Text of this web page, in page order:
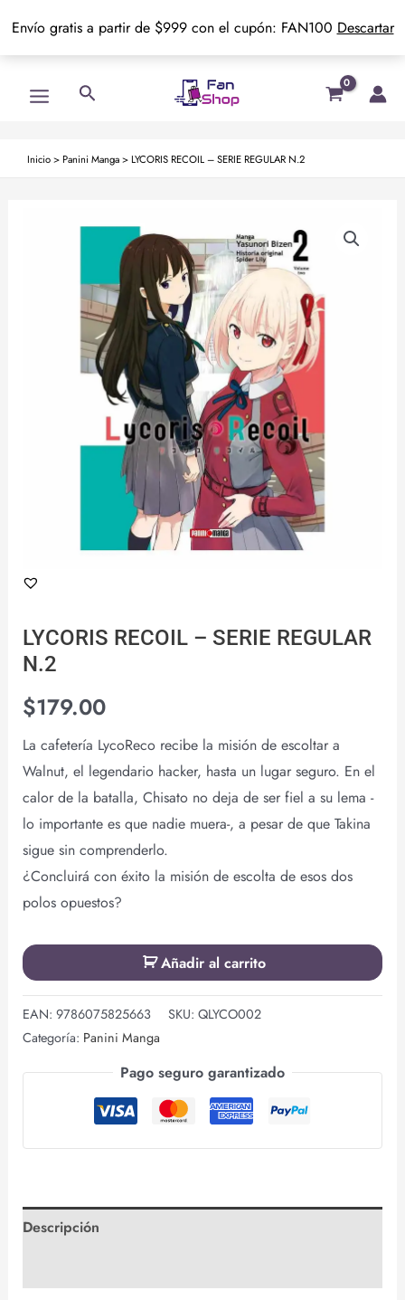
Envío gratis a partir de $999 con el cupón: FAN100 Descartar
Menu
Buscar
Inicio> Panini Manga> LYCORIS RECOIL – SERIE REGULAR N.2
LYCORIS RECOIL – SERIE REGULAR
N.2
$179.00
La cafetería LycoReco recibe la misión de escoltar a
Walnut, el legendario hacker, hasta un lugar seguro. En el
calor de la batalla, Chisato no deja de ser fiel a su lema -
lo importante es que nadie muera-, a pesar de que Takina
sigue sin comprenderlo.
¿Concluirá con éxito la misión de escolta de esos dos
polos opuestos?
Añadir al carrito
EAN: 9786075825663 SKU: QLYCO002
Categoría: Panini Manga
Pago seguro garantizado
Descripción